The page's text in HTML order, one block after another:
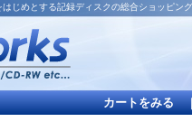
はじめとする記録ディスクの総合ショッピン
カートをみる